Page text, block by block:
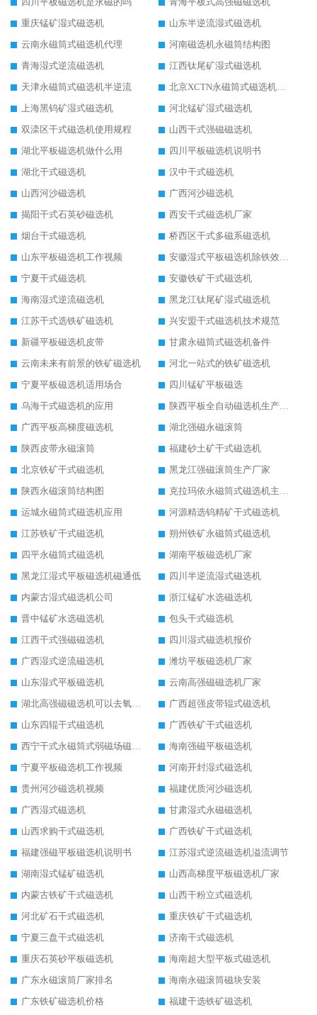
重庆锰矿湿式磁选机
山东半逆流湿式磁选机
云南永磁筒式磁选机代理
河南磁选机永磁筒结构图
青海湿式逆流磁选机
江西钛尾矿湿式磁选机
天津永磁筒式磁选机半逆流
北京XCTN永磁筒式磁选机磁块位置
上海黑钨矿湿式磁选机
河北锰矿湿式磁选机
双滦区干式磁选机使用规程
山西干式强磁磁选机
湖北平板磁选机做什么用
四川平板磁选机说明书
湖北干式磁选机
汉中干式磁选机
山西河沙磁选机
广西河沙磁选机
揭阳干式石英砂磁选机
西安干式磁选机厂家
烟台干式磁选机
桥西区干式多磁系磁选机
山东平板磁选机工作视频
安徽湿式平板磁选机除铁效果怎么样
宁夏干式磁选机
安徽铁矿干式磁选机
海南湿式逆流磁选机
黑龙江钛尾矿湿式磁选机
江苏干式选铁矿磁选机
兴安盟干式磁选机技术规范
新疆平板磁选机皮带
甘肃永磁筒式磁选机备件
云南未来有前景的铁矿磁选机
河北一站式的铁矿磁选机
宁夏平板磁选机适用场合
四川锰矿平板磁选
乌海干式磁选机的应用
陕西平板全自动磁选机生产厂家
广西平板高梯度磁选机
湖北强磁永磁滚筒
陕西皮带永磁滚筒
福建砂土矿干式磁选机
北京铁矿干式磁选机
黑龙江强磁滚筒生产厂家
陕西永磁滚筒结构图
克拉玛依永磁筒式磁选机主要技术参数
运城永磁筒式磁选机应用
河源精选钨精矿干式磁选机
江苏铁矿干式磁选机
朔州铁矿永磁筒式磁选机
四平永磁筒式磁选机
湖南平板磁选机厂家
黑龙江湿式平板磁选机磁通低
四川半逆流湿式磁选机
内蒙古湿式磁选机公司
浙江锰矿水选磁选机
晋中锰矿水选磁选机
包头干式磁选机
江西干式强磁磁选机
四川湿式磁选机报价
广西湿式逆流磁选机
潍坊平板磁选机厂家
山东湿式平板磁选机
云南高强磁磁选机厂家
湖北高强磁磁选机可以去氧化铝
广西超强皮带辊式磁选机
山东四辊干式磁选机
广西铁矿干式磁选机
西宁干式永磁筒式弱磁场磁选机结构图
海南强磁平板磁选机
宁夏平板磁选机工作视频
河南开封湿式磁选机
贵州河沙磁选机视频
福建优质河沙磁选机
广西湿式磁选机
甘肃湿式永磁磁选机
山西求购干式磁选机
广西铁矿干式磁选机
福建强磁平板磁选机说明书
江苏湿式逆流磁选机溢流调节
湖南湿式锰矿磁选机
山西高梯度平板磁选机厂家
内蒙古铁矿干式磁选机
山西干粉立式磁选机
河北矿石干式磁选机
重庆铁矿干式磁选机
宁夏三盘干式磁选机
济南干式磁选机
重庆石英砂平板磁选机
海南超大型平板式磁选机
广东永磁滚筒厂家排名
海南永磁滚筒磁块安装
广东铁矿磁选机价格
福建干选铁矿磁选机